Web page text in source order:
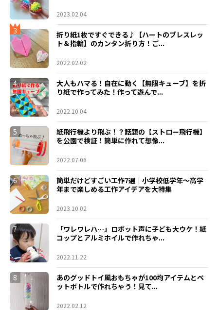
2023.02.04
3
折り紙1枚ですぐできる♪【ハートのブレスレッ
ト＆指輪】のカンタン折り方！ご...
2022.02.02
4
大人もハマる！自在に動く【無限キューブ】を折
り紙で作ってみた！作って遊んで...
2022.10.04
5
紙飛行機より飛ぶ！？話題の【ストロー飛行機】
を公園で検証！簡単に作れて想像...
2022.07.06
6
簡単だけどすごい工作7選｜小学校低学年〜高学
年まで楽しめる工作アイデアを大特集
2023.10.02
7
「ワレワレハ…」ロボット声に子ども大ウケ！紙
コップとアルミホイルで作れちゃ...
2022.11.22
8
あのグッドトイ風おもちゃが100均アイテムとペ
ットボトルで作れちゃう！見て...
2022.02.12